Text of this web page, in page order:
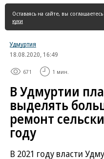
страница
Оставаясь на сайте, вы соглашаетесь
куки
Удмуртия
18.08.2020, 16:49
671 1 мин.
В Удмуртии
выделять
ремонт
году
В 2021 году власти